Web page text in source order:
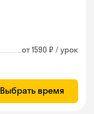
от 1590 ₽ / урок
Выбрать время